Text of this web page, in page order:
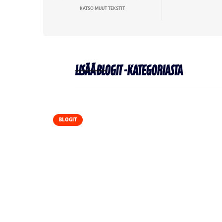
KATSO MUUT TEKSTIT
LisääBlogit-kategoriasta
BLOGIT